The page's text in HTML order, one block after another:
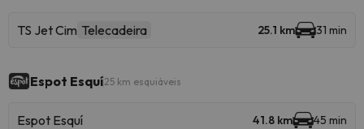
TS Jet Cim Telecadeira 25.1 km 31 min
Espot Esquí25 km esquiáveis
Espot Esquí 41.8 km 45 min